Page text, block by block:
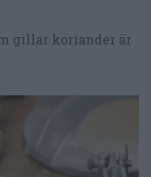
gillar koriander är